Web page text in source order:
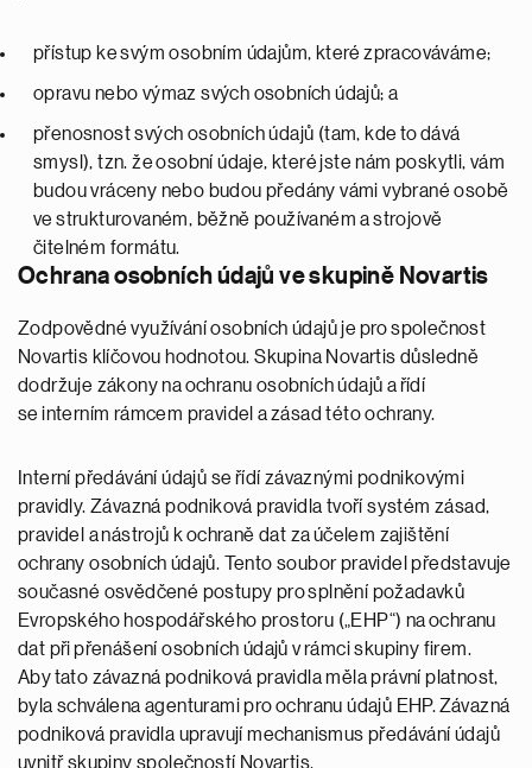
přístup ke svým osobním údajům, které zpracováváme;
opravu nebo výmaz svých osobních údajů; a
přenosnost svých osobních údajů (tam, kde to dává
smysl), tzn. že osobní údaje, které jste nám poskytli, vám
budou vráceny nebo budou předány vámi vybrané osobě
ve strukturovaném, běžně používaném a strojově
čitelném formátu.
Ochrana osobních údajů ve skupině Novartis
Zodpovědné využívání osobních údajů je pro společnost
Novartis klíčovou hodnotou. Skupina Novartis důsledně
dodržuje zákony na ochranu osobních údajů a řídí
se interním rámcem pravidel a zásad této ochrany.
Interní předávání údajů se řídí závaznými podnikovými
pravidly. Závazná podniková pravidla tvoří systém zásad,
pravidel a nástrojů k ochraně dat za účelem zajištění
ochrany osobních údajů. Tento soubor pravidel představuje
současné osvědčené postupy pro splnění požadavků
Evropského hospodářského prostoru („EHP“) na ochranu
dat při přenášení osobních údajů v rámci skupiny firem.
Aby tato závazná podniková pravidla měla právní platnost,
byla schválena agenturami pro ochranu údajů EHP. Závazná
podniková pravidla upravují mechanismus předávání údajů
uvnitř skupiny společností Novartis.